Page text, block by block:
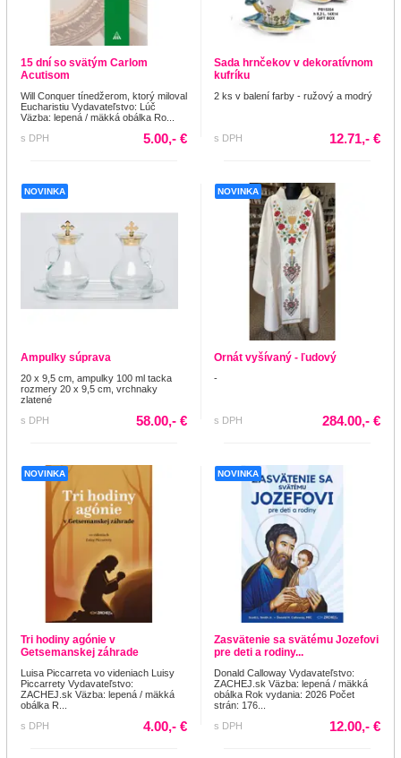
15 dní so svätým Carlom
Acutisom
Will Conquer tínedžerom, ktorý miloval
Eucharistiu Vydavateľstvo: Lúč
Väzba: lepená / mäkká obálka Ro...
s DPH
5.00,- €
Sada hrnčekov v dekoratívnom
kufríku
2 ks v balení farby - ružový a modrý
s DPH 12.71,- €
NOVINKA
Ampulky súprava
20 x 9,5 cm, ampulky 100 ml tacka
rozmery 20 x 9,5 cm, vrchnaky
zlatené
s DPH
58.00,- €
NOVINKA
Ornát vyšívaný - ľudový
-
s DPH 284.00,- €
NOVINKA
Tri hodiny agónie v
Getsemanskej záhrade
Luisa Piccarreta vo videniach Luisy
Piccarrety Vydavateľstvo:
ZACHEJ.sk Väzba: lepená / mäkká
obálka R...
s DPH
4.00,- €
NOVINKA
Zasvätenie sa svätému Jozefovi
pre deti a rodiny...
Donald Calloway Vydavateľstvo:
ZACHEJ.sk Väzba: lepená / mäkká
obálka Rok vydania: 2026 Počet
strán: 176...
s DPH
12.00,- €